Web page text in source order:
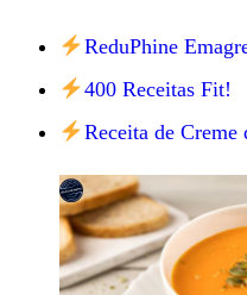
ReduPhine
400 Receitas Fit!
Receita de Creme